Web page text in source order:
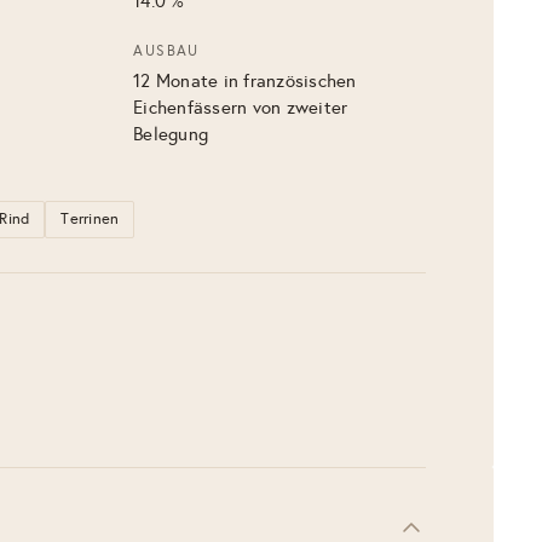
AUSBAU
12 Monate in französischen
Eichenfässern von zweiter
Belegung
Rind Terrinen